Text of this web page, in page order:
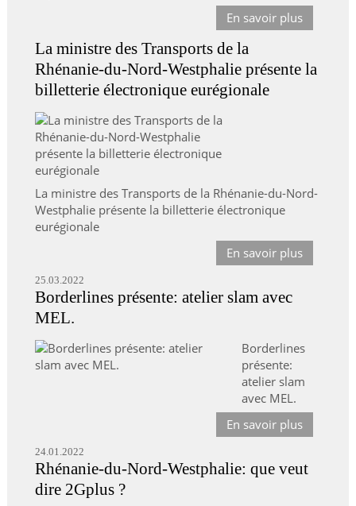
En savoir plus
La ministre des Transports de la
Rhénanie-du-Nord-Westphalie présente la
billetterie électronique eurégionale
La ministre des Transports de la Rhénanie-du-Nord-
Westphalie présente la billetterie électronique
eurégionale
En savoir plus
25.03.2022
Borderlines présente: atelier slam avec
MEL.
Borderlines
présente:
atelier slam
avec MEL.
En savoir plus
24.01.2022
Rhénanie-du-Nord-Westphalie: que veut
dire 2Gplus ?